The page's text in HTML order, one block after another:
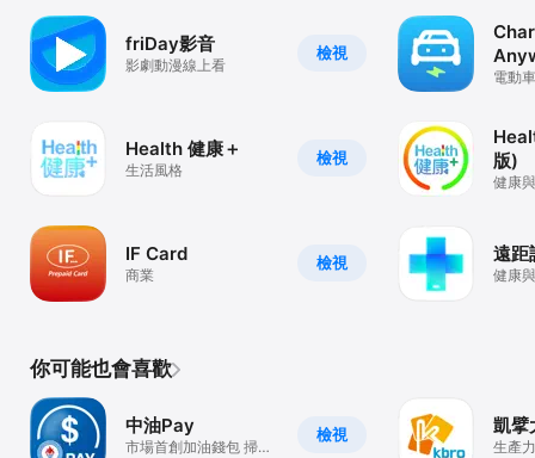
檢視
friDay影音
影劇動漫線上看
檢視
Health 健康＋
生活風格
檢視
IF Card
商業
電動
版)
健康
遠距
健康
你可能也會喜歡
檢視
中油Pay
市場首創加油錢包 掃碼
凱擘
生產